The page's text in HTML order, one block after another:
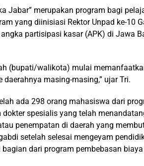
Jabar” merupakan program bagi
yang diinisiasi Rektor Unpad ke-10
partisipasi kasar (APK) di Jawa
(bupati/walikota) mulai
masing-masing,” ujar Tri.
ada 298 orang mahasiswa dari
spesialis yang telah
penempatan di daerah yang
setelah selesai mengeyam
dari program pembebasan